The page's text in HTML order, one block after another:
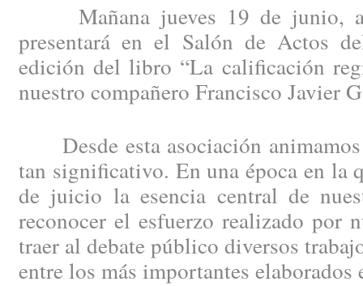
Mañana jueves 19 de junio, a
presentará en el Salón de Actos
edición del libro “La calificación
nuestro compañero Francisco Javier
Desde esta asociación
tan significativo. En una época en la
de juicio la esencia central de
reconocer el esfuerzo realizado por
traer al debate público diversos
entre los más importantes